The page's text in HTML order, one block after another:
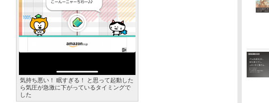
気持ち悪い！ 眠すぎる！ と思って起動した
ら気圧が急激に下がっているタイミングで
した